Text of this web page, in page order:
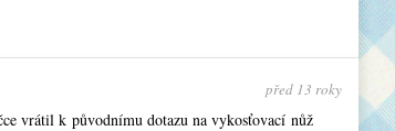
před 13 roky
vrátil k původnímu dotazu na vykosťovací nůž